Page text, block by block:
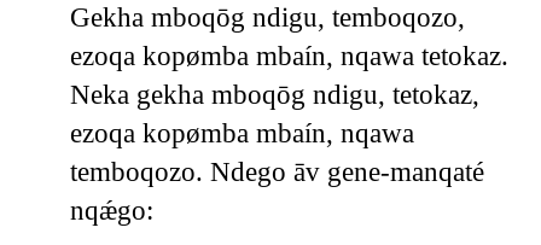
Gekha mboqōg ndigu, temboqozo,
ezoqa kopømba mbaín, nqawa tetokaz.
Neka gekha mboqōg ndigu, tetokaz,
ezoqa kopømba mbaín, nqawa
temboqozo. Ndego āv gene-manqaté
nqǽgo: